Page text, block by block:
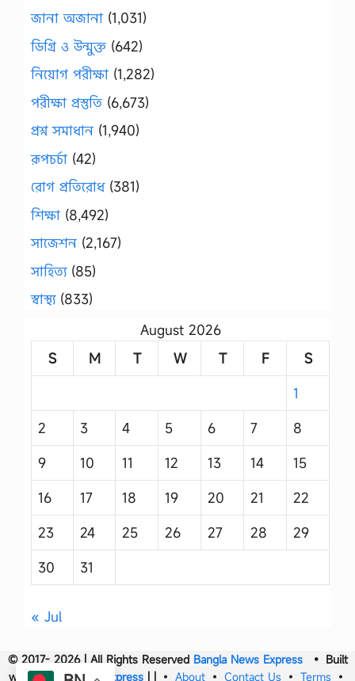
জানা অজানা (1,031)
ডিগ্রি ও উন্মুক্ত (642)
নিয়োগ পরীক্ষা (1,282)
পরীক্ষা প্রস্তুতি (6,673)
প্রশ্ন সমাধান (1,940)
রূপচর্চা (42)
রোগ প্রতিরোধ(381)
শিক্ষা (8,492)
সাজেশন (2,167)
সাহিত্য(85)
স্বাস্থ্য(833)
August 2026
S
M T W T F
S
1
2
3 4 5 6 7
8
9
10 11 12 13 14
15
16
17 18 19 20 21
22
23
24 25 26 27 28
29
30
31
« Jul
© 2017- 2026 | All Rights Reserved Bangla News Express• Built
withBangla News Express | | • About • Contact Us • Terms •